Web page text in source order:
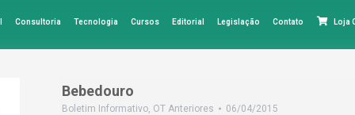
Consultoria Tecnologia Cursos Editorial Legislação Contato Loja
Bebedouro
Boletim Informativo, OT Anteriores 06/04/2015